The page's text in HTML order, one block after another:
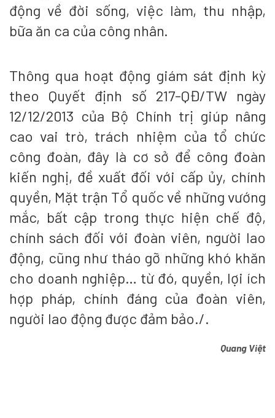
động về đời sống, việc làm, thu nhập,
bữa ăn ca của công nhân.
Thông qua hoạt động giám sát định kỳ
theo Quyết định số 217-QĐ/TW ngày
12/12/2013 của Bộ Chính trị giúp nâng
cao vai trò, trách nhiệm của tổ chức
công đoàn, đây là cơ sở để công đoàn
kiến nghị, đề xuất đối với cấp ủy, chính
quyền, Mặt trận Tổ quốc về những vướng
mắc, bất cập trong thực hiện chế độ,
chính sách đối với đoàn viên, người lao
động, cũng như tháo gỡ những khó khăn
cho doanh nghiệp… từ đó, quyền, lợi ích
hợp pháp, chính đáng của đoàn viên,
người lao động được đảm bảo./.
Quang Việt